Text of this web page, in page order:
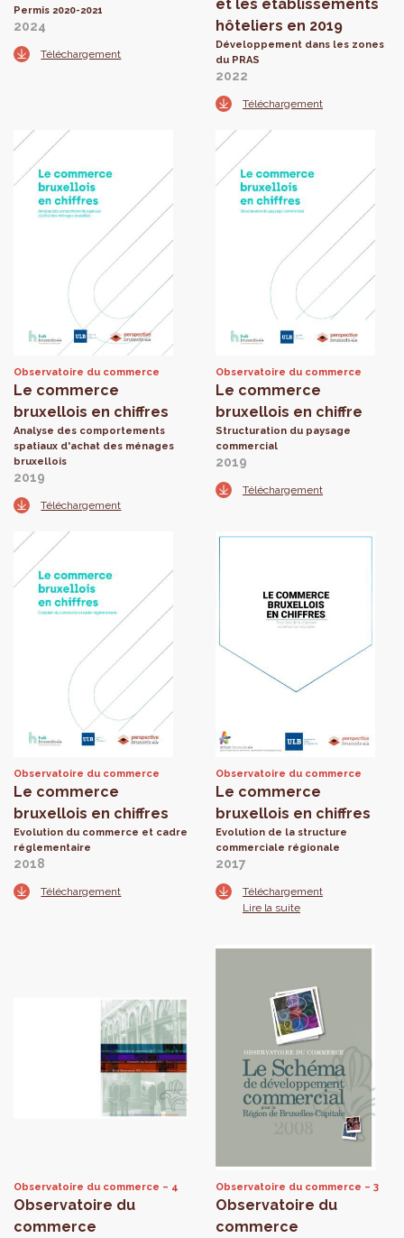
Permis 2020-2021
2024
Téléchargement
et les établissements
hôteliers en 2019
Développement dans les zones
du PRAS
2022
Téléchargement
Observatoire du commerce
Le commerce
bruxellois en chiffres
Analyse des comportements
spatiaux d'achat des ménages
bruxellois
2019
Téléchargement
Observatoire du commerce
Le commerce
bruxellois en chiffre
Structuration du paysage
commercial
2019
Téléchargement
Observatoire du commerce
Le commerce
bruxellois en chiffres
Evolution du commerce et cadre
réglementaire
2018
Téléchargement
Observatoire du commerce
Le commerce
bruxellois en chiffres
Evolution de la structure
commerciale régionale
2017
Téléchargement
Lire la suite
Observatoire du commerce 4
Observatoire du
commerce
Observatoire du commerce 3
Observatoire du
commerce